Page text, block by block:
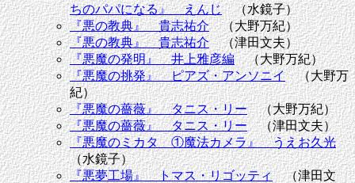
ちのパパになる』 えんじ（水鏡子）
『悪の教典』 貴志祐介（大野万紀）
『悪の教典』 貴志祐介（津田文夫）
『悪魔の発明』 井上雅彦編（大野万紀）
『悪魔の挑発』 ピアズ・アンソニイ（大野万
紀）
『悪魔の薔薇』 タニス・リー（大野万紀）
『悪魔の薔薇』 タニス・リー（津田文夫）
『悪魔のミカタ ①魔法カメラ』 うえお久光
（水鏡子）
『悪夢工場』 トマス・リゴッティ（津田文